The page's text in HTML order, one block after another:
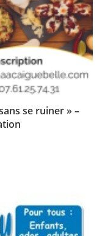
se ruiner » –